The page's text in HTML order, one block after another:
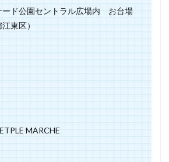
ード公園セントラル広場内 お台場
江東区）
MARCHE